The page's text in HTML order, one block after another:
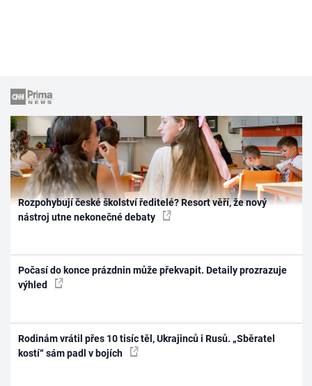
Rozpohybují české školství ředitelé? Resort věří, že nový
nástroj utne nekonečné debaty
Počasí do konce prázdnin může překvapit. Detaily prozrazuje
výhled
Rodinám vrátil přes 10 tisíc těl, Ukrajinců i Rusů. „Sběratel
kostí“ sám padl v bojích